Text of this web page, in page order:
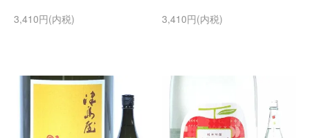
3,410円(内税)
3,410円(内税)